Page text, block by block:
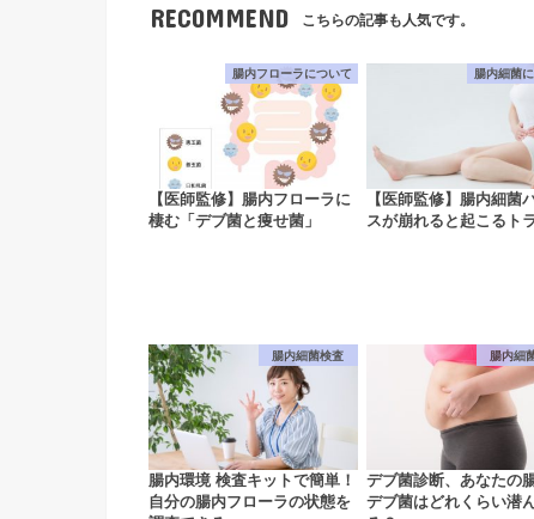
RECOMMEND こちらの記事も人気です。
腸内フローラについて
【医師監修】腸内フローラに
棲む「デブ菌と痩せ菌」
腸内細菌
【医師監修】腸内細菌
スが崩れると起こるト
腸内細菌検査
腸内環境 検査キットで簡単！
自分の腸内フローラの状態を
腸内細
デブ菌診断、あなたの
デブ菌はどれくらい潜